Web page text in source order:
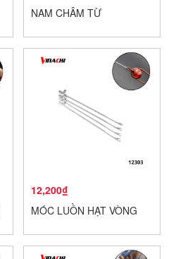
NAM CHÂM TỪ
12,200₫
MÓC LUỒN HẠT VÒNG